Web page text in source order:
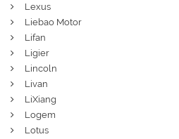
Lexus
Liebao Motor
Lifan
Ligier
Lincoln
Livan
LiXiang
Logem
Lotus